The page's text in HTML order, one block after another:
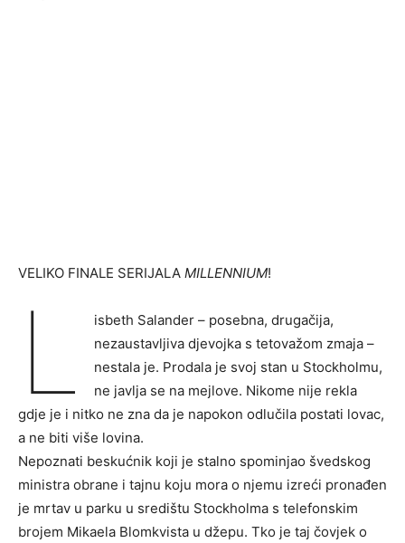
VELIKO FINALE SERIJALA MILLENNIUM!
L
isbeth Salander – posebna, drugačija,
nezaustavljiva djevojka s tetovažom zmaja –
nestala je. Prodala je svoj stan u Stockholmu,
ne javlja se na mejlove. Nikome nije rekla
gdje je i nitko ne zna da je napokon odlučila postati lovac,
a ne biti više lovina.
Nepoznati beskućnik koji je stalno spominjao švedskog
ministra obrane i tajnu koju mora o njemu izreći pronađen
je mrtav u parku u središtu Stockholma s telefonskim
brojem Mikaela Blomkvista u džepu. Tko je taj čovjek o